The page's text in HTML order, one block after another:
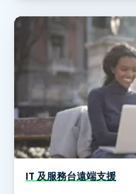
IT 及服務台遠端支援